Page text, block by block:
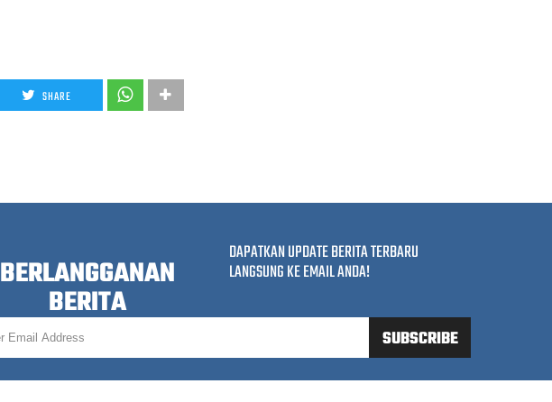
SHARE
BERLANGGANAN
BERITA
DAPATKAN UPDATE BERITA TERBARU
LANGSUNG KE EMAIL ANDA!